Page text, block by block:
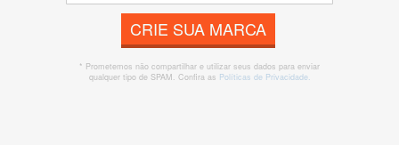
CRIE SUA MARCA
* Prometemos não compartilhar e utilizar seus dados para enviar
qualquer tipo de SPAM. Confira as Políticas de Privacidade.